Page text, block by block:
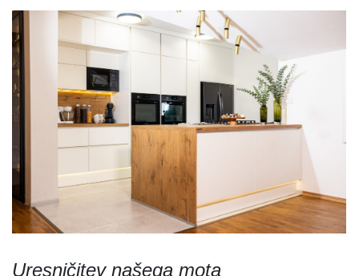
Uresničitev našega mota